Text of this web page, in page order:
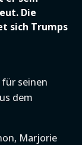
Die
sich Trumps
seinen
dem
Marjorie